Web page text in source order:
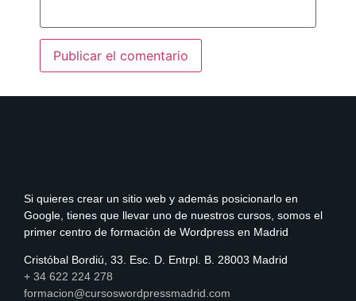
Si quieres crear un sitio web y además posicionarlo en
Google, tienes que llevar uno de nuestros cursos, somos el
primer centro de formación de Wordpress en Madrid
Cristóbal Bordiú, 33. Esc. D. Entrpl. B. 28003 Madrid
+ 34 622 224 278
formacion@cursoswordpressmadrid.com